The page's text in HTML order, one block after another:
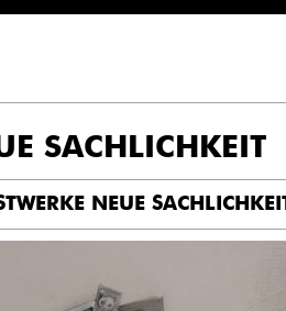
SACHLICHKEIT
NEUE